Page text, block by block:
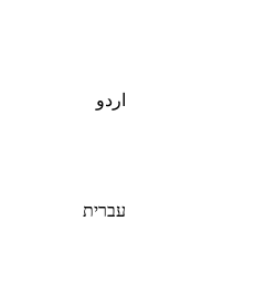
اردو
עברית